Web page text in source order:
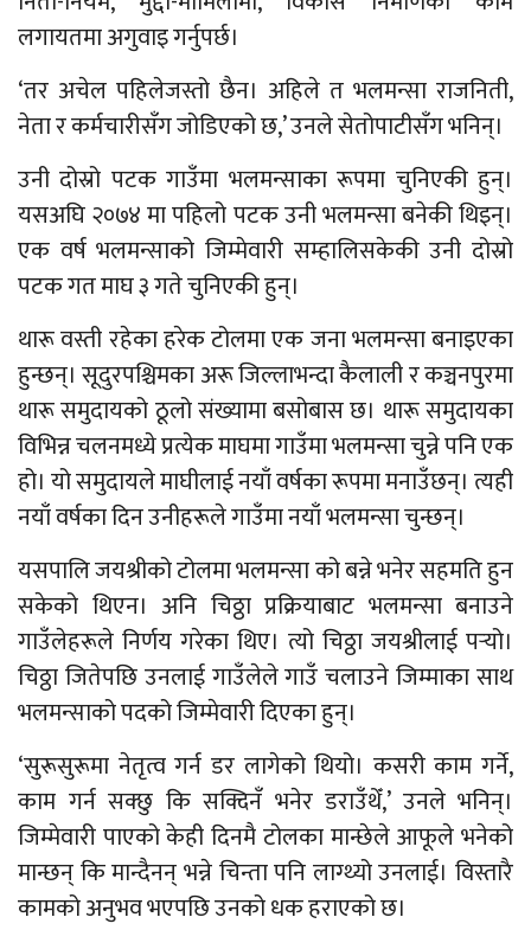
लगायतमा अगुवाइ गर्नुपर्छ।
‘तर अचेल पहिलेजस्तो छैन। अहिले त भलमन्सा राजनिती,
नेता र कर्मचारीसँग जोडिएको छ,’ उनले सेतोपाटीसँग भनिन्।
उनी दोस्रो पटक गाउँमा भलमन्साका रूपमा चुनिएकी हुन्।
यसअघि २०७४ मा पहिलो पटक उनी भलमन्सा बनेकी थिइन्।
एक वर्ष भलमन्साको जिम्मेवारी सम्हालिसकेकी उनी दोस्रो
पटक गत माघ ३ गते चुनिएकी हुन्।
थारू वस्ती रहेका हरेक टोलमा एक जना भलमन्सा बनाइएका
हुन्छन्। सूदुरपश्चिमका अरू जिल्लाभन्दा कैलाली र कञ्चनपुरमा
थारू समुदायको ठूलो संख्यामा बसोबास छ। थारू समुदायका
विभिन्न चलनमध्ये प्रत्येक माघमा गाउँमा भलमन्सा चुन्ने पनि एक
हो। यो समुदायले माघीलाई नयाँ वर्षका रूपमा मनाउँछन्। त्यही
नयाँ वर्षका दिन उनीहरूले गाउँमा नयाँ भलमन्सा चुन्छन्।
यसपालि जयश्रीको टोलमा भलमन्सा को बन्ने भनेर सहमति हुन
सकेको थिएन। अनि चिठ्ठा प्रक्रियाबाट भलमन्सा बनाउने
गाउँलेहरूले निर्णय गरेका थिए। त्यो चिठ्ठा जयश्रीलाई पर्‍यो।
चिठ्ठा जितेपछि उनलाई गाउँलेले गाउँ चलाउने जिम्माका साथ
भलमन्साको पदको जिम्मेवारी दिएका हुन्।
‘सुरूसुरूमा नेतृत्व गर्न डर लागेको थियो। कसरी काम गर्ने,
काम गर्न सक्छु कि सक्दिनँ भनेर डराउँथेँ,’ उनले भनिन्।
जिम्मेवारी पाएको केही दिनमै टोलका मान्छेले आफूले भनेको
मान्छन् कि मान्दैनन् भन्ने चिन्ता पनि लाग्थ्यो उनलाई। विस्तारै
कामको अनुभव भएपछि उनको धक हराएको छ।